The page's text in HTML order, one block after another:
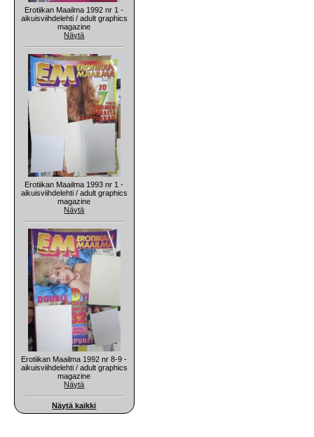
Erotiikan Maailma 1992 nr 1 -
aikuisviihdelehti / adult graphics
magazine
Näytä
Erotiikan Maailma 1993 nr 1 -
aikuisviihdelehti / adult graphics
magazine
Näytä
Erotiikan Maailma 1992 nr 8-9 -
aikuisviihdelehti / adult graphics
magazine
Näytä
Näytä kaikki